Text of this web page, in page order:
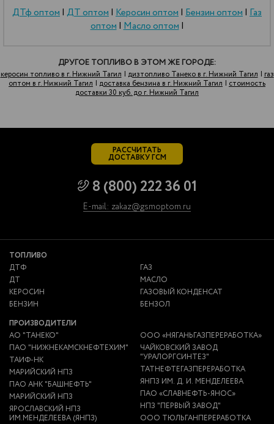
ДТф оптом| ДТ оптом| Керосин оптом| Бензин оптом| Газ
оптом|Масло оптом|
ДРУГОЕ ТОПЛИВО В ЭТОМ ЖЕ ГОРОДЕ:
керосин топливо в г. Нижний Тагил | дизтопливо Танеко в г. Нижний Тагил | газ
оптом в г. Нижний Тагил | доставка бензина в г. Нижний Тагил | стоимость
доставки 30 куб. до г. Нижний Тагил
РАССЧИТАТЬ
ДОСТАВКУ ГСМ
8 (800) 222 36 01
E-mail: zakaz@gsmoptom.ru
ТОПЛИВО
ДТФ
ДТ
КЕРОСИН
БЕНЗИН
ГАЗ
МАСЛО
ГАЗОВЫЙ КОНДЕНСАТ
БЕНЗОЛ
ПРОИЗВОДИТЕЛИ
АО "ТАНЕКО"
ПАО "НИЖНЕКАМСКНЕФТЕХИМ"
ТАИФ-НК
МАРИЙСКИЙ НПЗ
ПАО АНК "БАШНЕФТЬ"
МАРИЙСКИЙ НПЗ
ЯРОСЛАВСКИЙ НПЗ
ИМ.МЕНДЕЛЕЕВА (ЯНПЗ)
ООО «НЯГАНЬГАЗПЕРЕРАБОТКА»
ЧАЙКОВСКИЙ ЗАВОД
"УРАЛОРГСИНТЕЗ"
ТАТНЕФТЕГАЗПЕРЕРАБОТКА
ЯНПЗ ИМ. Д. И. МЕНДЕЛЕЕВА
ПАО «СЛАВНЕФТЬ-ЯНОС»
НПЗ "ПЕРВЫЙ ЗАВОД"
ООО ТЮЛЬГАНПЕРЕРАБОТКА